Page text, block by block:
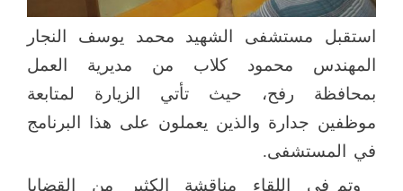
استقبل مستشفى الشهيد محمد يوسف النجار
المهندس محمود كلاب من مديرية العمل
بمحافظة رفح، حيث تأتي الزيارة لمتابعة
موظفين جدارة والذين يعملون على هذا البرنامج
في المستشفى.
وتم في اللقاء مناقشة الكثير من القضايا